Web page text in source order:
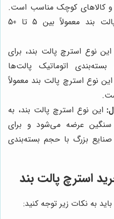
و کالاهای کوچک مناسب است.
عرض این نوع استرچ پالت بند معمولاً بین 5 تا 50
این نوع استرچ پالت بند، برای
اتوماتیک پالت‌ها
نوع استرچ پالت بند معمولاً
این نوع استرچ پالت بند، به
عرضه می‌شود و برای
صنایع بزرگ با حجم بسته‌بندی
استرچ پالت بند
به نکات زیر توجه کنید: